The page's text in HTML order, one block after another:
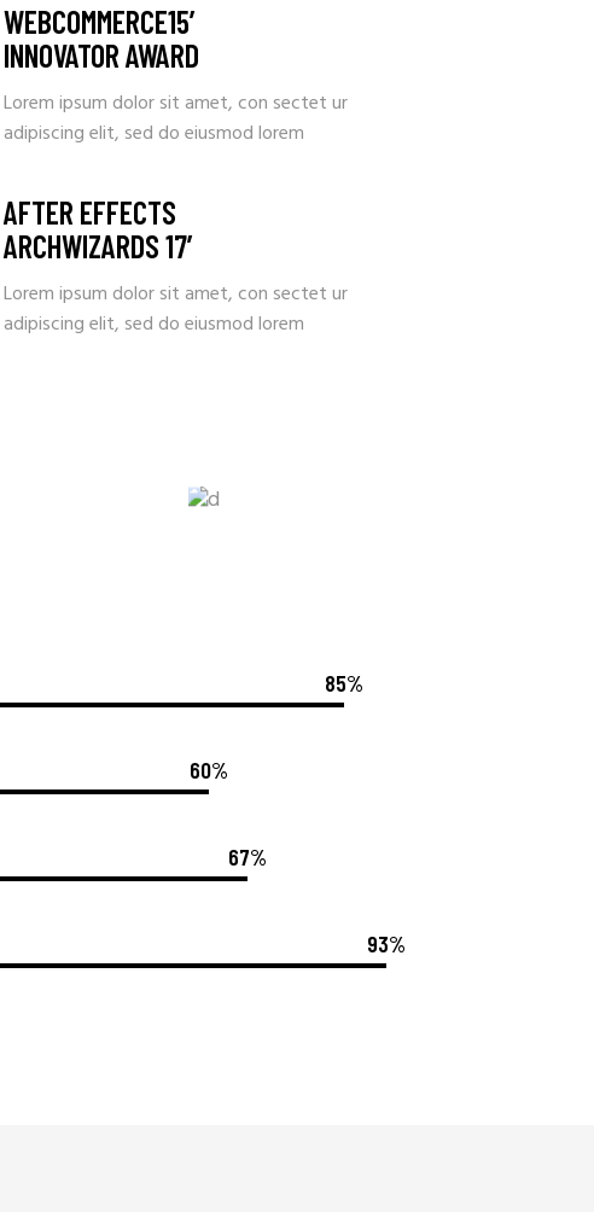
WEBCOMMERCE15’
INNOVATOR AWARD
Lorem ipsum dolor sit amet, con sectet ur
adipiscing elit, sed do eiusmod lorem
AFTER EFFECTS
ARCHWIZARDS 17’
Lorem ipsum dolor sit amet, con sectet ur
adipiscing elit, sed do eiusmod lorem
85%
60%
67%
93%